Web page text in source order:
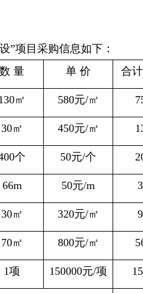
”项目采购信息如下：
数 量 单 价 合计
㎡ 580元/㎡
30㎡ 450元/㎡
个 50元/个
66m 50元/m
30㎡ 320元/㎡
70㎡ 800元/㎡
1项 150000元/项